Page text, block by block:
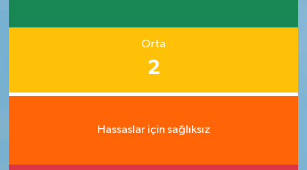
Orta
2
Hassaslar için sağlıksız